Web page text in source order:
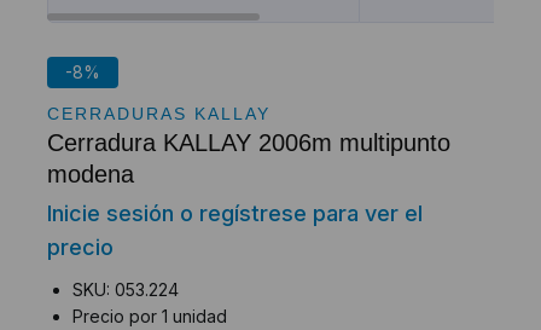
-8%
CERRADURAS KALLAY
Cerradura KALLAY 2006m multipunto
modena
Inicie sesión o regístrese para ver el
precio
SKU: 053.224
Precio por 1 unidad